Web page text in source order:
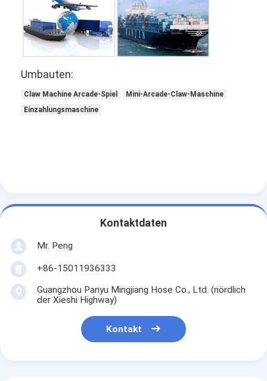
Umbauten:
Claw Machine Arcade-Spiel
Mini-Arcade-Claw-Maschine
Einzahlungsmaschine
Kontaktdaten
Mr. Peng
+86-15011936333
Guangzhou Panyu Mingjiang Hose Co., Ltd. (nördlich
der Xieshi Highway)
Kontakt